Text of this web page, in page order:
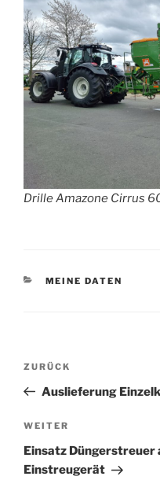
Drille Amazone Cirrus
KATEGORIEN
MEINE DATEN
Beitragsnavigation
Vorheriger
Beitrag
ZURÜCK
Auslieferung
Nächster
Beitrag
WEITER
Einsatz
Einstreugerät